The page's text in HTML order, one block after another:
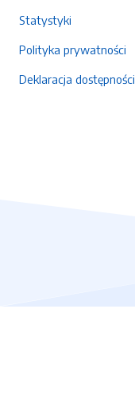
Statystyki
Polityka prywatności
Deklaracja dostępności